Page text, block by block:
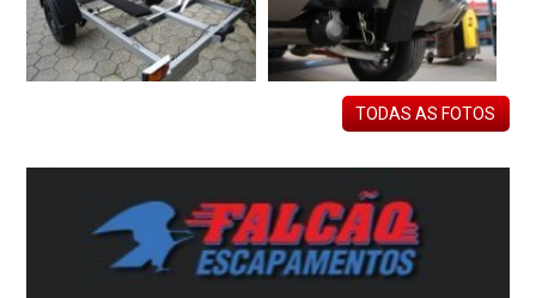
TODAS AS FOTOS